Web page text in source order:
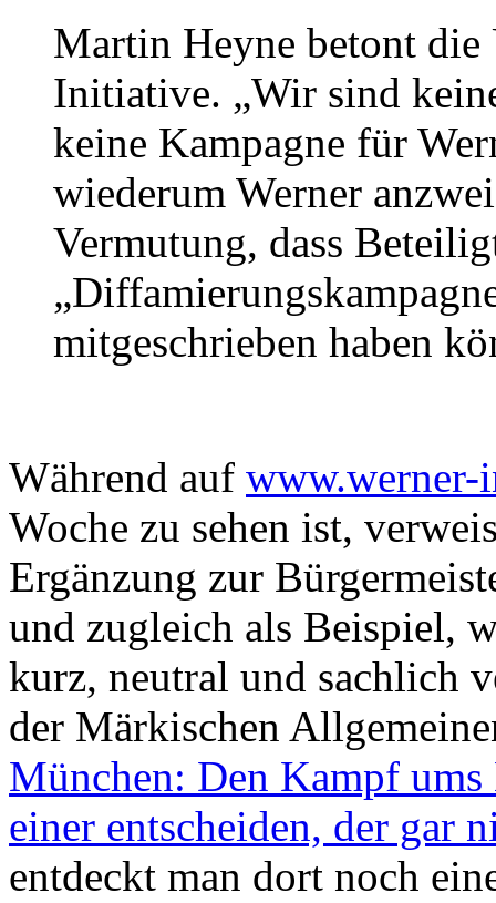
Martin Heyne betont
Initiative. „Wir sind
keine Kampagne für
wiederum Werner
Vermutung, dass
mitgeschrieben haben
Während auf www.werner-
Woche zu sehen ist,
Ergänzung zur
und zugleich als Beispiel,
kurz, neutral und sachlich
der Märkischen
München: Den Kampf
einer entscheiden, der gar
entdeckt man dort noch